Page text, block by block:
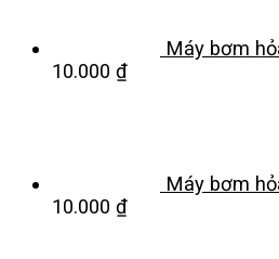
Máy bơm
10.000 ₫
Máy bơm
10.000 ₫